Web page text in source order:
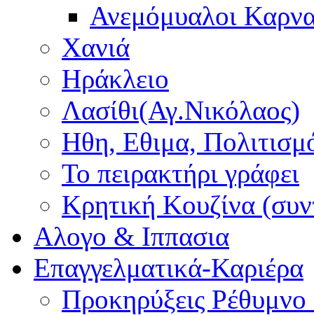
Ανεμόμυαλοι
Χανιά
Ηράκλειο
Λασίθι(Αγ.Νικόλαος)
Ηθη, Εθιμα,
Το πειρακτήρι γράφει
Κρητική Κουζίνα
Αλογο & Ιππασια
Επαγγελματικά-Καριέρα
Προκηρύξεις